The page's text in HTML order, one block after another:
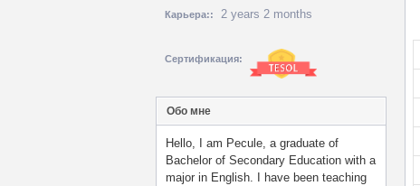
Карьера:: 2 years 2 months
Сертификация:
Обо мне
Hello, I am Pecule, a graduate of
Bachelor of Secondary Education with a
major in English. I have been teaching